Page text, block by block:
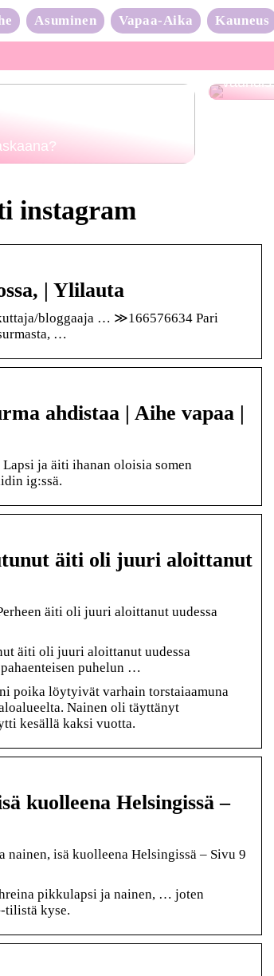
Asuminen Vapaa-Aika Kauneus
instagram
| Ylilauta
bloggaaja … ≫166576634 Pari
…
ahdistaa | Aihe vapaa |
ja äiti ihanan oloisia somen
ig:ssä.
äiti oli juuri aloittanut
äiti oli juuri aloittanut uudessa
äiti oli juuri aloittanut uudessa
puhelun …
poika löytyivät varhain torstaiaamuna
Nainen oli täyttänyt
kesällä kaksi vuotta.
kuolleena Helsingissä –
isä kuolleena Helsingissä – Sivu 9
pikkulapsi ja nainen, … joten
tilistä kyse.